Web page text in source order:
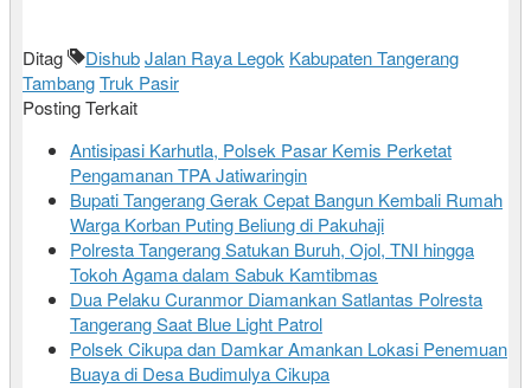
Ditag DishubJalan Raya Legok Kabupaten Tangerang
TambangTruk Pasir
Posting Terkait
Antisipasi Karhutla, Polsek Pasar Kemis Perketat
Pengamanan TPA Jatiwaringin
Bupati Tangerang Gerak Cepat Bangun Kembali Rumah
Warga Korban Puting Beliung di Pakuhaji
Polresta Tangerang Satukan Buruh, Ojol, TNI hingga
Tokoh Agama dalam Sabuk Kamtibmas
Dua Pelaku Curanmor Diamankan Satlantas Polresta
Tangerang Saat Blue Light Patrol
Polsek Cikupa dan Damkar Amankan Lokasi Penemuan
Buaya di Desa Budimulya Cikupa